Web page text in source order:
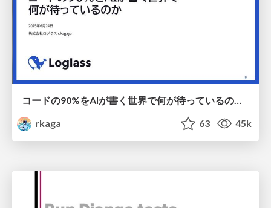
コードの90%をAIが書く世界で何が待っているのか / What awaits us in a world where 90% of the code is written by AI
rkaga
63 45k